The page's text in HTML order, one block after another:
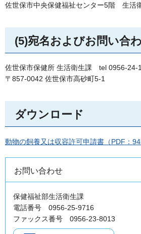
佐世保市中央保健福祉センター5階 生活
(5)宛名およびお問い合
佐世保市保健所 生活衛生課 tel 0956-24-
〒857-0042 佐世保市高砂町5-1
ダウンロード
動物の飼養又は収容許可申請書（PDF：
お問い合わせ
保健福祉部生活衛生課
電話番号 0956-25-9716
ファックス番号 0956‐23‐8013